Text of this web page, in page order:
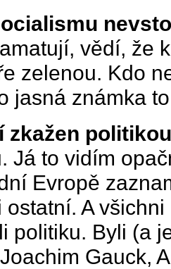
vědí, že
zelenou. Kdo
jasná známka
zkažen
Já to vidím
Evropě
ostatní. A
politiku. Byli (a
Gauck,